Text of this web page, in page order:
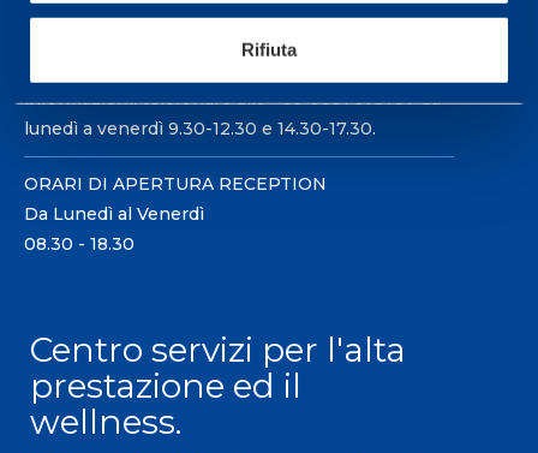
Rifiuta
21057 Olgiate Olona (Varese) Italia.
informazioni: telefonare allo +39 0331 575757 da
lunedì a venerdì 9.30-12.30 e 14.30-17.30.
ORARI DI APERTURA RECEPTION
Da Lunedì al Venerdì
08.30 - 18.30
Centro servizi per l'alta
prestazione ed il
wellness.